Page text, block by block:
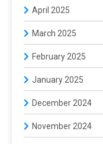
April 2025
March 2025
February 2025
January 2025
December 2024
November 2024